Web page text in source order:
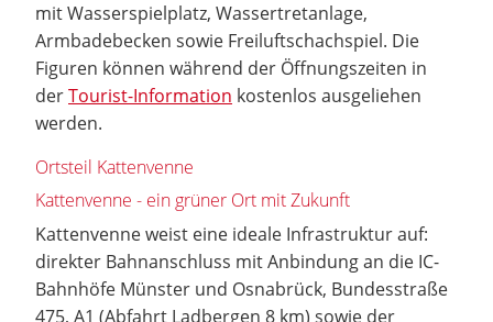
mit Wasserspielplatz, Wassertretanlage,
Armbadebecken sowie Freiluftschachspiel. Die
Figuren können während der Öffnungszeiten in
derTourist-Information kostenlos ausgeliehen
werden.
Ortsteil Kattenvenne
Kattenvenne - ein grüner Ort mit Zukunft
Kattenvenne weist eine ideale Infrastruktur auf:
direkter Bahnanschluss mit Anbindung an die IC-
Bahnhöfe Münster und Osnabrück, Bundesstraße
475, A1 (Abfahrt Ladbergen 8 km) sowie der